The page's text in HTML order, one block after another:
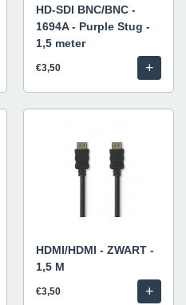
HD-SDI BNC/BNC -
1694A - Purple Stug -
1,5 meter
€3,50 +
HDMI/HDMI - ZWART -
1,5 M
€3,50 +